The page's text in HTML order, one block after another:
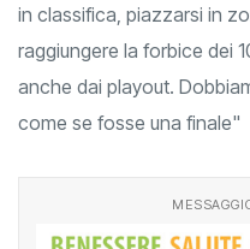
in classifica, piazzarsi in
raggiungere la forbice dei
anche dai playout.
come se fosse una finale"